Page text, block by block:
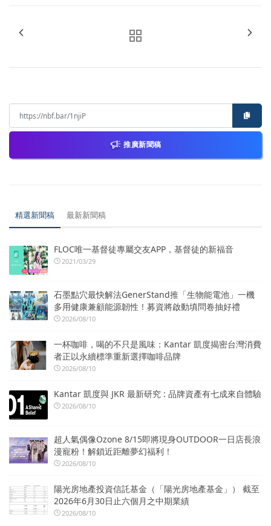
推廣新聞稿
精選新聞稿 最新新聞稿
FLOC唯一基督徒專屬交友APP，基督徒的新福音
2021/03/29
石墨點穴最快解法GenerStand推「生物能電池」一機
多用健康兼顧能源韌性！募資將啟動填問卷抽好禮
2026/08/10
一杯咖啡，喝的不只是風味：Kantar 凱度揭密台灣消費
者正以永續標準重新選擇咖啡品牌
2026/08/10
Kantar 凱度與 JKR 最新研究 : 品牌資產有七成來自體驗
2026/08/10
超人氣偶像Ozone 8/15即將現身OUTDOOR一日店長浪
漫寵粉！解鎖近距離夢幻福利！
2026/08/10
陽光房地產投資信託基金（「陽光房地產基金」） 截至
2026年6月30日止六個月之中期業績
2026/08/10